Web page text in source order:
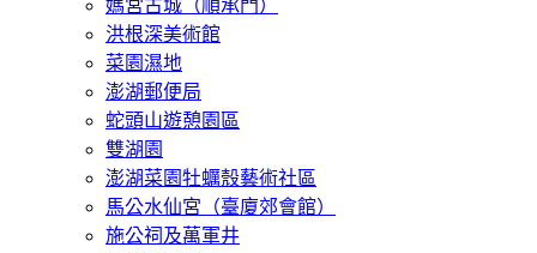
媽宮古城（順承門）
洪根深美術館
菜園濕地
澎湖郵便局
蛇頭山遊憩園區
雙湖園
澎湖菜園牡蠣殼藝術社區
馬公水仙宮（臺廈郊會館）
施公祠及萬軍井